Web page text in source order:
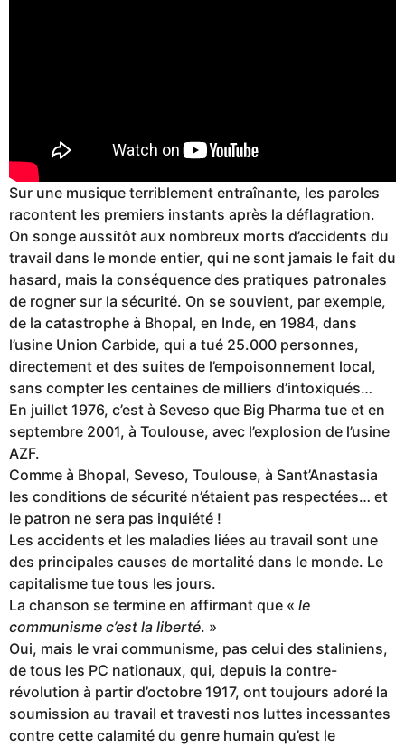
Sur une musique terriblement entraînante, les paroles
racontent les premiers instants après la déflagration.
On songe aussitôt aux nombreux morts d’accidents du
travail dans le monde entier, qui ne sont jamais le fait du
hasard, mais la conséquence des pratiques patronales
de rogner sur la sécurité. On se souvient, par exemple,
de la catastrophe à Bhopal, en Inde, en 1984, dans
l’usine Union Carbide, qui a tué 25.000 personnes,
directement et des suites de l’empoisonnement local,
sans compter les centaines de milliers d’intoxiqués…
En juillet 1976, c’est à Seveso que Big Pharma tue et en
septembre 2001, à Toulouse, avec l’explosion de l’usine
AZF.
Comme à Bhopal, Seveso, Toulouse, à Sant’Anastasia
les conditions de sécurité n’étaient pas respectées… et
le patron ne sera pas inquiété !
Les accidents et les maladies liées au travail sont une
des principales causes de mortalité dans le monde. Le
capitalisme tue tous les jours.
La chanson se termine en affirmant que « le
communisme c’est la liberté. »
Oui, mais le vrai communisme, pas celui des staliniens,
de tous les PC nationaux, qui, depuis la contre-
révolution à partir d’octobre 1917, ont toujours adoré la
soumission au travail et travesti nos luttes incessantes
contre cette calamité du genre humain qu’est le